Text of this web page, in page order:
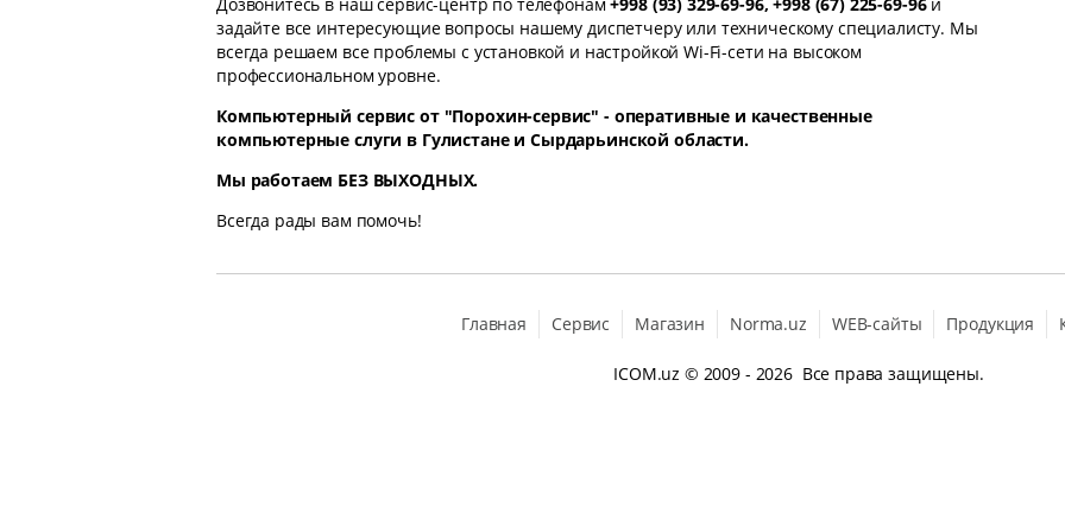
Дозвонитесь в наш сервис-центр по телефонам+998 (93) 329-69-96, +998 (67) 225-69-96и
задайте все интересующие вопросы нашему диспетчеру или техническому специалисту. Мы
всегда решаем все проблемы с установкой и настройкой Wi-Fi-сети на высоком
профессиональном уровне.
Компьютерный сервис от "Порохин-сервис" - оперативные и качественные
компьютерные слуги в Гулистане и Сырдарьинской области.
Мы работаем БЕЗ ВЫХОДНЫХ.
Всегда рады вам помочь!
Главная Сервис Магазин Norma.uz WEB-сайты Продукция
ICOM.uz © 2009 - 2026 Все права защищены.